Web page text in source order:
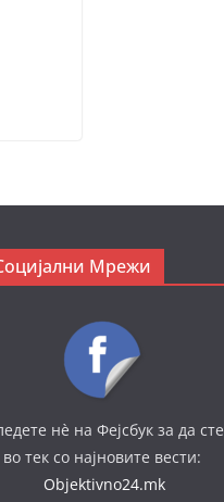
Мрежи
нè на Фејсбук за да сте
во тек со најновите вести:
Objektivno24.mk